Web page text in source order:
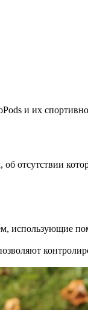
и их
отсутствии
использующие